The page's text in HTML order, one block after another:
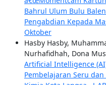
Bahrul Ulum Bulu Balen
Pengabdian Kepada
Oktober
Hasby Hasby,
Nurhafidhah, Dona
Artificial Intelligence
Pembelajaran Seru